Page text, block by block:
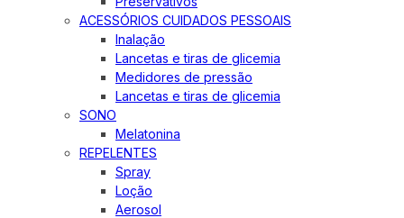
ACESSÓRIOS CUIDADOS PESSOAIS
Inalação
Lancetas e tiras de glicemia
Medidores de pressão
Lancetas e tiras de glicemia
SONO
Melatonina
REPELENTES
Spray
Loção
Aerosol